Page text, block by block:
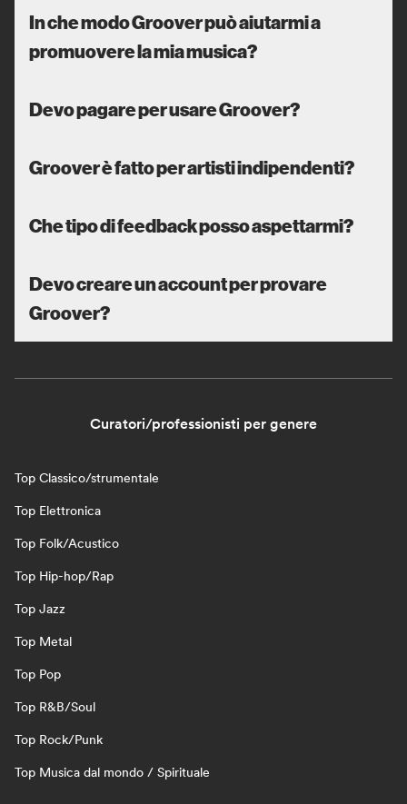
In che modo Groover può aiutarmi a
promuovere la mia musica?
Devo pagare per usare Groover?
Groover è fatto per artisti indipendenti?
Che tipo di feedback posso aspettarmi?
Devo creare un account per provare
Groover?
Curatori/professionisti per genere
Top Classico/strumentale
Top Elettronica
Top Folk/Acustico
Top Hip-hop/Rap
Top Jazz
Top Metal
Top Pop
Top R&B/Soul
Top Rock/Punk
Top Musica dal mondo / Spirituale